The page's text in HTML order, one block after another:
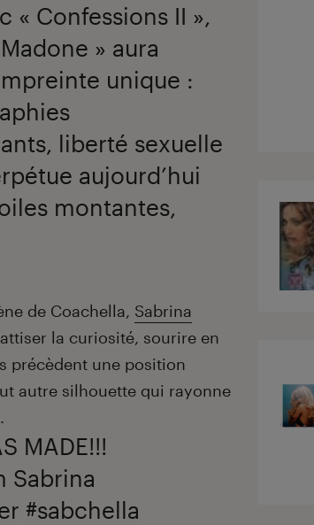
« Confessions II »,
» aura
unique :
liberté sexuelle
aujourd’hui
montantes,
de Coachella, Sabrina
la curiosité, sourire en
précèdent une position
autre silhouette qui rayonne
MADE!!!
Sabrina
#sabchella